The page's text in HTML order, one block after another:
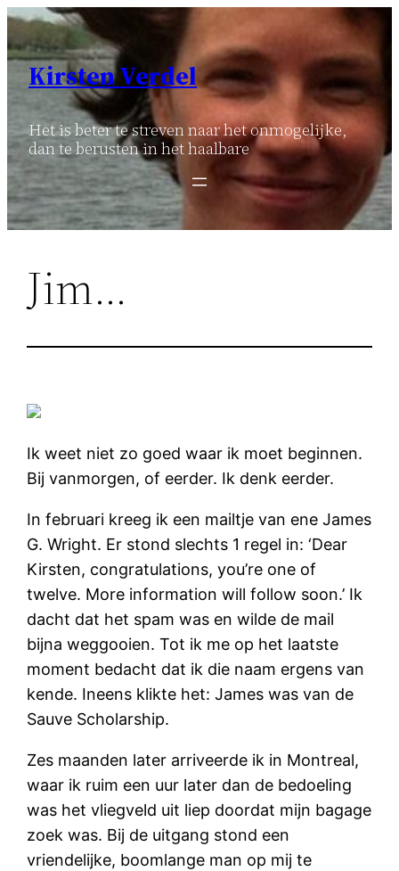
Ga
naar
inhoud
Kirsten Verdel
Het is beter te streven naar het onmogelijke,
dan te berusten in het haalbare
Jim…
Ik weet niet zo goed waar ik moet beginnen.
Bij vanmorgen, of eerder. Ik denk eerder.
In februari kreeg ik een mailtje van ene James
G. Wright. Er stond slechts 1 regel in: ‘Dear
Kirsten, congratulations, you’re one of
twelve. More information will follow soon.’ Ik
dacht dat het spam was en wilde de mail
bijna weggooien. Tot ik me op het laatste
moment bedacht dat ik die naam ergens van
kende. Ineens klikte het: James was van de
Sauve Scholarship.
Zes maanden later arriveerde ik in Montreal,
waar ik ruim een uur later dan de bedoeling
was het vliegveld uit liep doordat mijn bagage
zoek was. Bij de uitgang stond een
vriendelijke, boomlange man op mij te